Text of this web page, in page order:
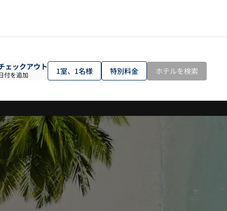
ェックアウト
付を追加 1室、1名様 特別料金 ホテルを検索